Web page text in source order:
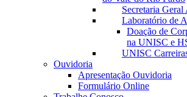
Secretaria Geral
Laboratório de
Doação de
na UNISC e
UNISC
Ouvidoria
Apresentação Ouvidoria
Formulário Online